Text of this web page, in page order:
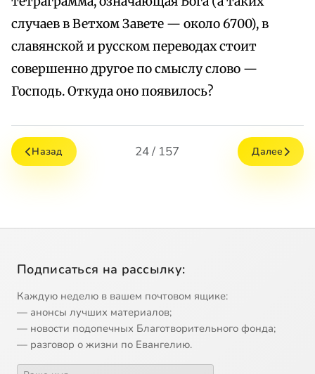
случаев в Ветхом Завете — около 6700), в
славянской и русском переводах стоит
совершенно другое по смыслу слово —
Господь. Откуда оно появилось?
Назад 24 / 157 Далее
Подписаться на рассылку:
Каждую неделю в вашем почтовом ящике:
— анонсы лучших материалов;
— новости подопечных Благотворительного фонда;
— разговор о жизни по Евангелию.